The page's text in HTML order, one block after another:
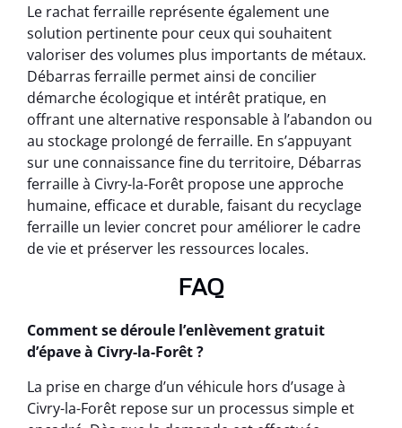
Le rachat ferraille représente également une
solution pertinente pour ceux qui souhaitent
valoriser des volumes plus importants de métaux.
Débarras ferraille permet ainsi de concilier
démarche écologique et intérêt pratique, en
offrant une alternative responsable à l’abandon ou
au stockage prolongé de ferraille. En s’appuyant
sur une connaissance fine du territoire, Débarras
ferraille à Civry-la-Forêt propose une approche
humaine, efficace et durable, faisant du recyclage
ferraille un levier concret pour améliorer le cadre
de vie et préserver les ressources locales.
FAQ
Comment se déroule l’enlèvement gratuit
d’épave à Civry-la-Forêt ?
La prise en charge d’un véhicule hors d’usage à
Civry-la-Forêt repose sur un processus simple et